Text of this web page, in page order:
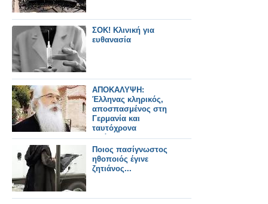
ΣΟΚ! Κλινική για
ευθανασία
ΑΠΟΚΑΛΥΨΗ:
Έλληνας κληρικός,
αποσπασμένος στη
Γερμανία και
ταυτόχρονα
υπάλληλος της
Deutsche Telecom
πληρώνετε από το
δημόσιο!
Ποιος πασίγνωστος
ηθοποιός έγινε
ζητιάνος...